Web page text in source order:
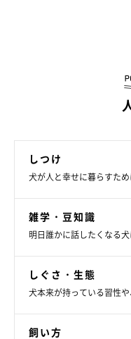
しつけ
犬が人と幸せに暮らすた
雑学・豆知識
明日誰かに話したくなる
しぐさ・生態
犬本来が持っている習性
飼い方